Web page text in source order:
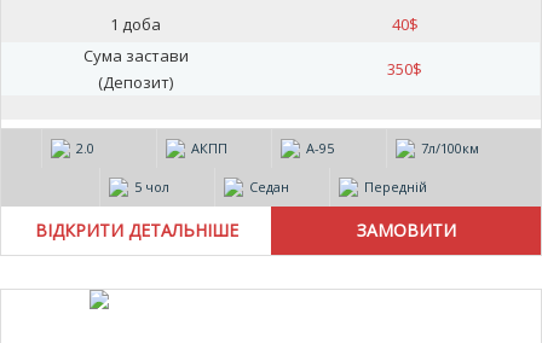
1 доба
40$
Сума застави
(Депозит)
350$
2.0 АКПП А-95 7л/100км
5 чол Седан Передній
ВІДКРИТИ ДЕТАЛЬНІШЕ